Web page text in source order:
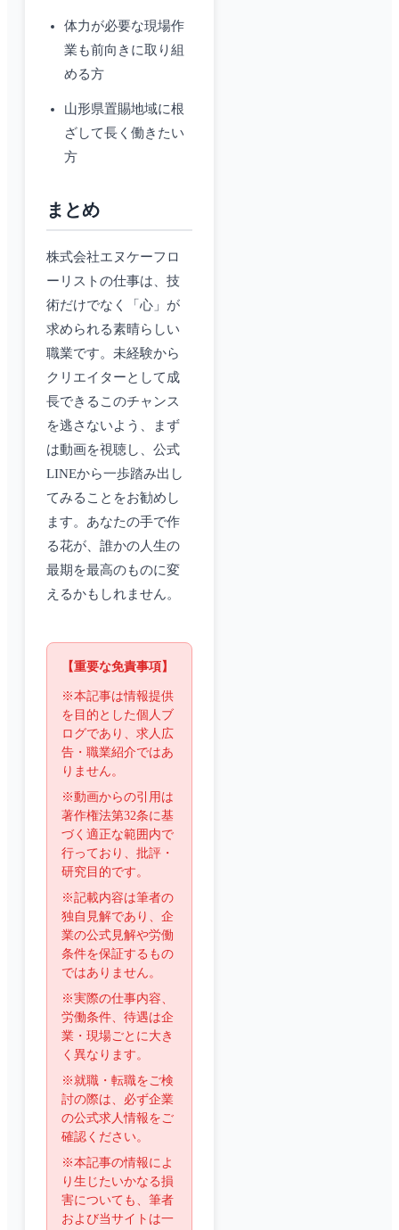
体力が必要な現場作
業も前向きに取り組
める方
山形県置賜地域に根
ざして長く働きたい
方
まとめ
株式会社エヌケーフロ
ーリストの仕事は、技
術だけでなく「心」が
求められる素晴らしい
職業です。未経験から
クリエイターとして成
長できるこのチャンス
を逃さないよう、まず
は動画を視聴し、公式
LINEから一歩踏み出し
てみることをお勧めし
ます。あなたの手で作
る花が、誰かの人生の
最期を最高のものに変
えるかもしれません。
【重要な免責事項】
※本記事は情報提供
を目的とした個人ブ
ログであり、求人広
告・職業紹介ではあ
りません。
※動画からの引用は
著作権法第32条に基
づく適正な範囲内で
行っており、批評・
研究目的です。
※記載内容は筆者の
独自見解であり、企
業の公式見解や労働
条件を保証するもの
ではありません。
※実際の仕事内容、
労働条件、待遇は企
業・現場ごとに大き
く異なります。
※就職・転職をご検
討の際は、必ず企業
の公式求人情報をご
確認ください。
※本記事の情報によ
り生じたいかなる損
害についても、筆者
および当サイトは一